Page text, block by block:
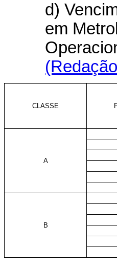
d)
em
CLASSE
A
B